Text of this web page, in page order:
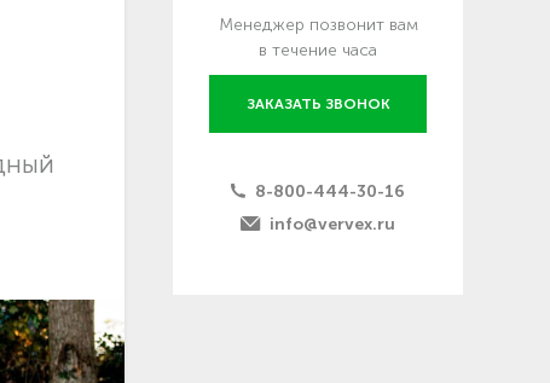
Менеджер позвонит вам
в течение часа
ЗАКАЗАТЬ ЗВОНОК
8-800-444-30-16
info@vervex.ru